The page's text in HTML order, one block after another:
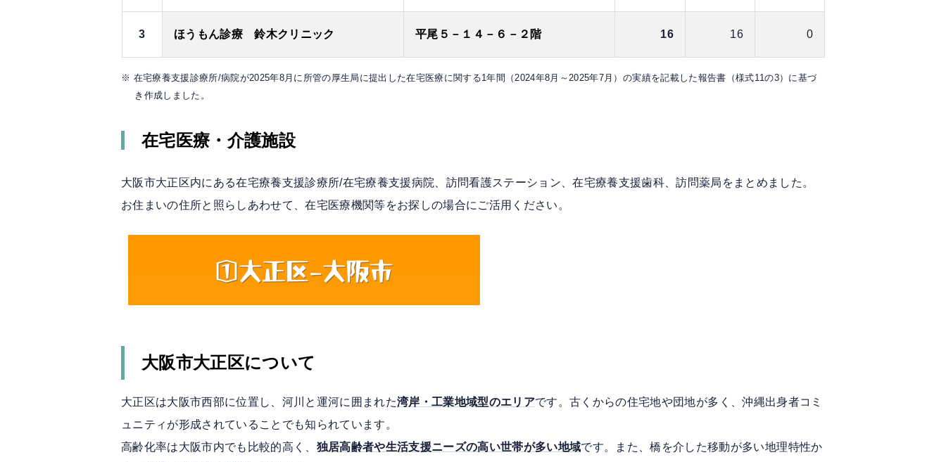
3 ほうもん診療 鈴木クリニック 平尾５－１４－６－２階 16 16 0
※ 在宅療養支援診療所/病院が2025年8月に所管の厚生局に提出した在宅医療に関する1年間（2024年8月～2025年7月）の実績を記載した報告書（様式11の3）に基づ
き作成しました。
在宅医療・介護施設
大阪市大正区内にある在宅療養支援診療所/在宅療養支援病院、訪問看護ステーション、在宅療養支援歯科、訪問薬局をまとめました。
お住まいの住所と照らしあわせて、在宅医療機関等をお探しの場合にご活用ください。
大阪市大正区について
大正区は大阪市西部に位置し、河川と運河に囲まれた湾岸・工業地域型のエリアです。古くからの住宅地や団地が多く、沖縄出身者コミ
ュニティが形成されていることでも知られています。
高齢化率は大阪市内でも比較的高く、 独居高齢者や生活支援ニーズの高い世帯が多い地域です。また、橋を介した移動が多い地理特性か